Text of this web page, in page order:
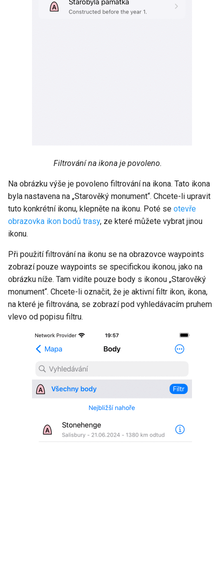
Filtrování na ikona je povoleno.
Na obrázku výše je povoleno filtrování na ikona. Tato ikona
byla nastavena na „Starověký monument“. Chcete-li upravit
tuto konkrétní ikonu, klepněte na ikonu. Poté se otevře
obrazovka ikon bodů trasy, ze které můžete vybrat jinou
ikonu.
Při použití filtrování na ikonu se na obrazovce waypoints
zobrazí pouze waypoints se specifickou ikonou, jako na
obrázku níže. Tam vidíte pouze body s ikonou „Starověký
monument“. Chcete-li označit, že je aktivní filtr ikon, ikona,
na které je filtrována, se zobrazí pod vyhledávacím pruhem
vlevo od popisu filtru.